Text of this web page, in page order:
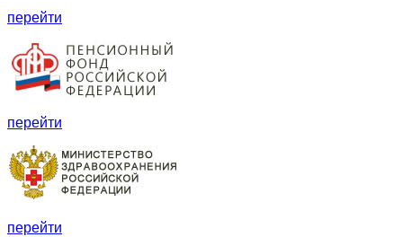
перейти
перейти
перейти